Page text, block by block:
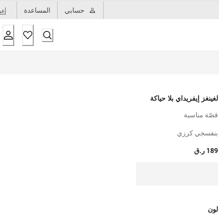
حسابي المساعدة
لغينغز إيفريداي بلا حياكة
قصّة مناسبة
بنفسجي كرزي
189 ر.ق
لون